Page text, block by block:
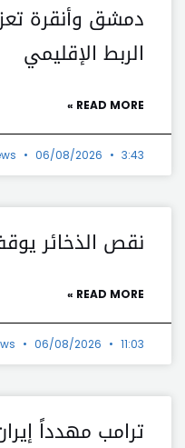
دمشق وأنقرة
الربط الإقليمي
READ MORE »
06/08/2026 3:43 م
نقص الذخائر
READ MORE »
06/08/2026 11:03 ص
ترامب مهدداً